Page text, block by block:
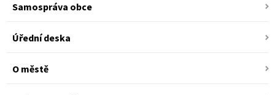
Samospráva obce
Úřední deska
O městě